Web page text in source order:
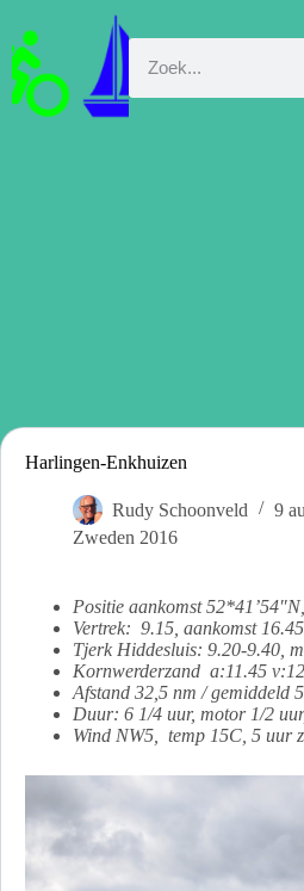
Harlingen-Enkhuizen
Rudy Schoonveld
9
Zweden 2016
Positie aankomst
Vertrek: 9.15, aankomst 16.45
Tjerk Hiddesluis: 9.20-9.40,
Kornwerderzand a:11.45
Afstand 32,5 nm / gemiddeld
Duur: 6 1/4 uur, motor 1/2
Wind NW5, temp 15C, 5 uur